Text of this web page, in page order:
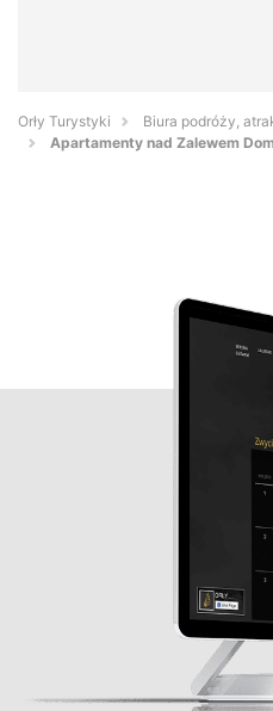
Orły Turystyki
Biura podróży,
Apartamenty nad Zalewem